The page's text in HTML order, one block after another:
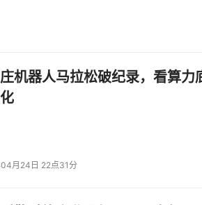
机器人马拉松破纪录，看算力
月24日 22点31分